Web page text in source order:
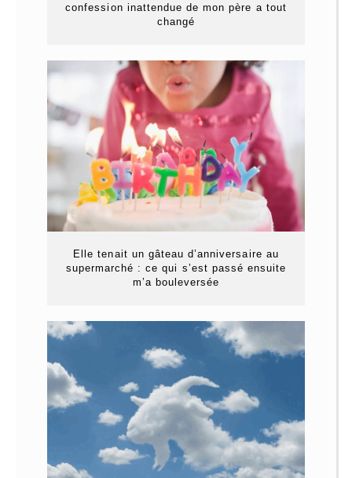
confession inattendue de mon père a tout
changé
Elle tenait un gâteau d’anniversaire au
supermarché : ce qui s’est passé ensuite
m’a bouleversée